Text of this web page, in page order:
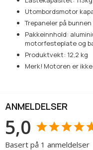
Utombordsmotor
Trepaneler på
Pakkeinnhold:
motorfesteplate og
Produktvekt: 12,2 kg
Merk! Motoren er
ANMELDELSER
5,0
Basert på 1 anmeldelser